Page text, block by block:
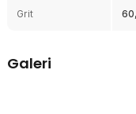
ekonomis. Mengurangi
Grit
Galeri